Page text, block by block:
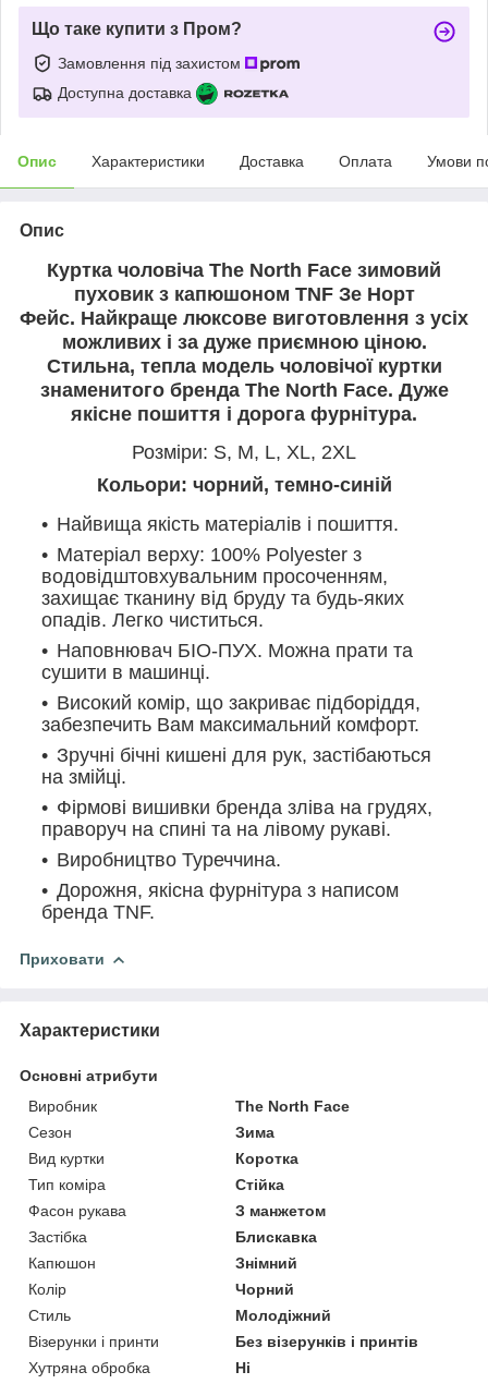
Що таке купити з Пром?
Замовлення під захистом
Доступна доставка
Опис Характеристики Доставка Оплата Умови
Опис
Куртка чоловіча The North Face зимовий
пуховик з капюшоном TNF Зе Норт
Фейс. Найкраще люксове виготовлення з усіх
можливих і за дуже приємною ціною.
Стильна, тепла модель чоловічої куртки
знаменитого бренда The North Face. Дуже
якісне пошиття і дорога фурнітура.
Розміри: S, M, L, XL, 2XL
Кольори: чорний, темно-синій
Найвища якість матеріалів і пошиття.
Матеріал верху: 100% Polyester з
водовідштовхувальним просоченням,
захищає тканину від бруду та будь-яких
опадів. Легко чиститься.
Наповнювач БІО-ПУХ. Можна прати та
сушити в машинці.
Високий комір, що закриває підборіддя,
забезпечить Вам максимальний комфорт.
Зручні бічні кишені для рук, застібаються
на змійці.
Фірмові вишивки бренда зліва на грудях,
праворуч на спині та на лівому рукаві.
Виробництво Туреччина.
Дорожня, якісна фурнітура з написом
бренда TNF.
Приховати
Характеристики
Основні атрибути
Виробник
The North Face
Сезон
Зима
Вид куртки
Коротка
Тип коміра
Стійка
Фасон рукава
З манжетом
Застібка
Блискавка
Капюшон
Знімний
Колір
Чорний
Стиль
Молодіжний
Візерунки і принти
Без візерунків і принтів
Хутряна обробка
Ні